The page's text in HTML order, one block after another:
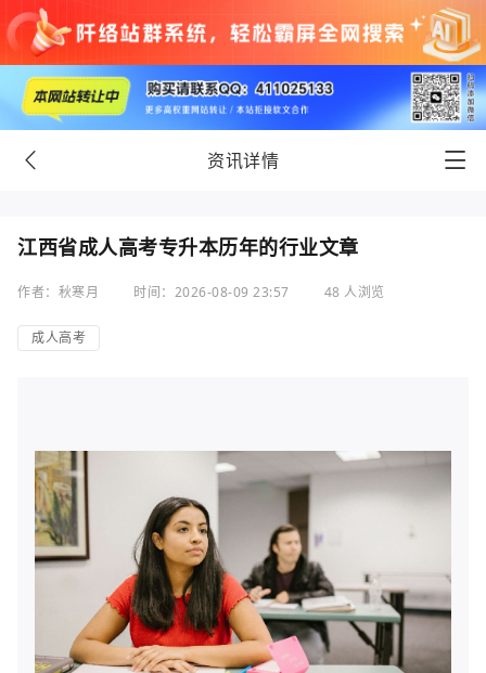
资讯详情
江西省成人高考专升本历年的行业文章
作者：秋寒月 时间：2026-08-09 23:57 48 人浏览
成人高考